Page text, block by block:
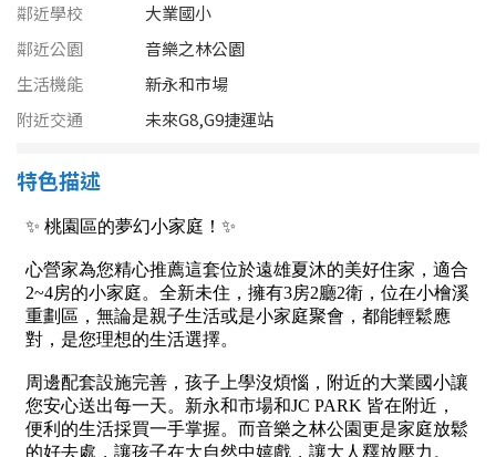
3樓
5~10樓
21樓以上
格局
不拘
1房
2房 3房
4房 5房以上
鄰近學校
大業國小
鄰近公園
音樂之林公園
生活機能
新永和市場
附近交通
未來G8,G9捷運站
特色描述